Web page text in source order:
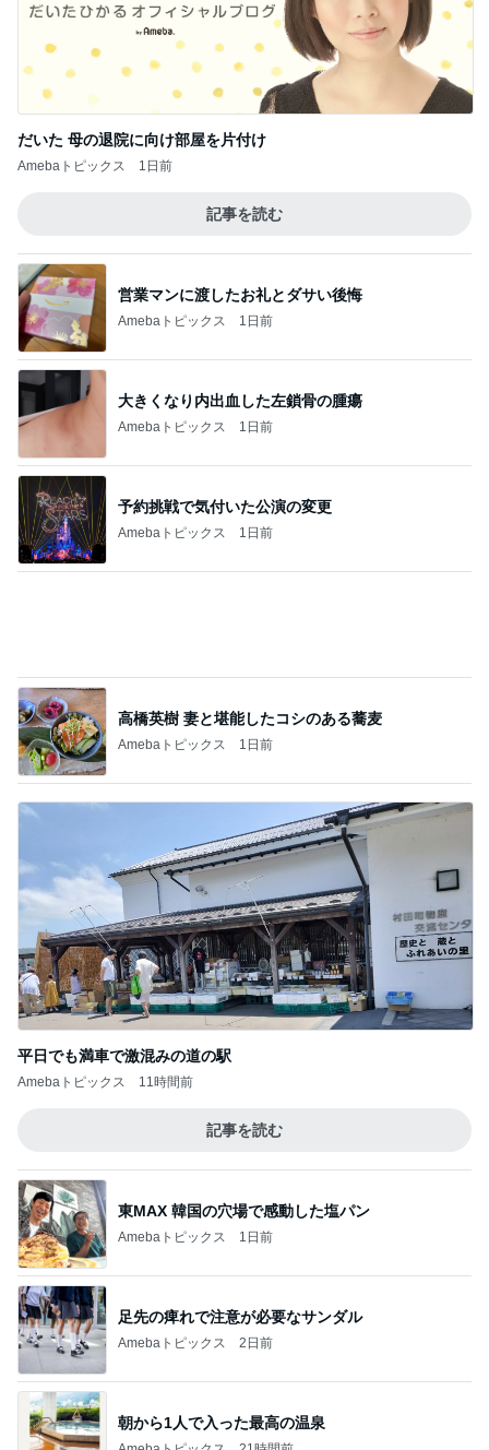
だいた 母の退院に向け部屋を片付け
Amebaトピックス 1日前
記事を読む
営業マンに渡したお礼とダサい後悔
Amebaトピックス 1日前
大きくなり内出血した左鎖骨の腫瘍
Amebaトピックス 1日前
予約挑戦で気付いた公演の変更
Amebaトピックス 1日前
高橋英樹 妻と堪能したコシのある蕎麦
Amebaトピックス 1日前
平日でも満車で激混みの道の駅
Amebaトピックス 11時間前
記事を読む
東MAX 韓国の穴場で感動した塩パン
Amebaトピックス 1日前
足先の痺れで注意が必要なサンダル
Amebaトピックス 2日前
朝から1人で入った最高の温泉